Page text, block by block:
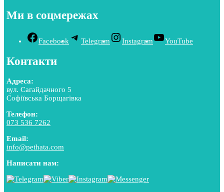
Ми в соцмережах
Facebook Telegram Instagram YouTube
Контакти
Адреса:
вул. Сагайдачного 5
Софіївська Борщагівка
Телефон:
073 536 7262
Email:
info@pethata.com
Написати нам: